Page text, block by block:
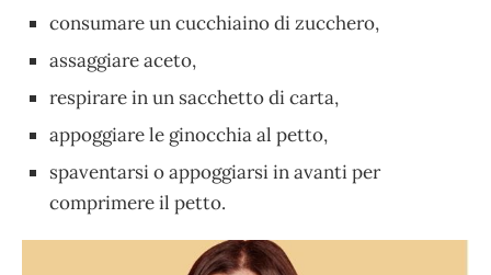
consumare un cucchiaino di zucchero,
assaggiare aceto,
respirare in un sacchetto di carta,
appoggiare le ginocchia al petto,
spaventarsi o appoggiarsi in avanti per
comprimere il petto.